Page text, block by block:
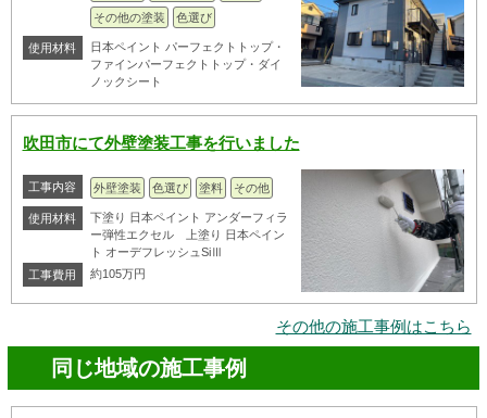
その他の塗装
色選び
使用材料
日本ペイント パーフェクトトップ・
ファインパーフェクトトップ・ダイ
ノックシート
吹田市にて外壁塗装工事を行いました
工事内容 外壁塗装 色選び 塗料 その他
使用材料
下塗り 日本ペイント アンダーフィラ
ー弾性エクセル 上塗り 日本ペイン
ト オーデフレッシュSiⅢ
工事費用
約105万円
その他の施工事例はこちら
同じ地域の施工事例